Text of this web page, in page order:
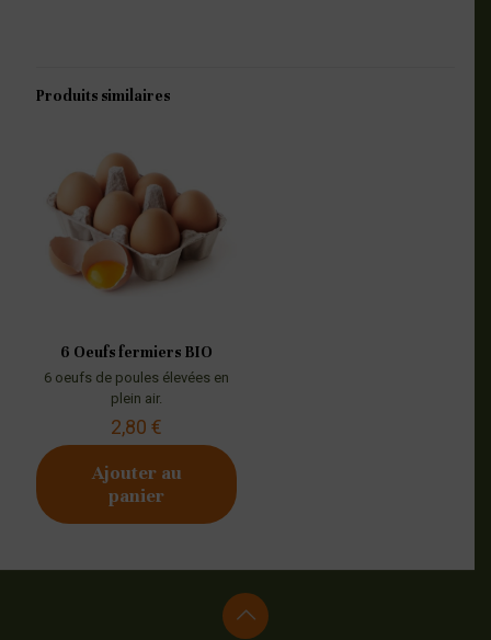
Produits similaires
6 Oeufs fermiers BIO
6 oeufs de poules élevées en
plein air.
2,80€
Ajouter au
panier